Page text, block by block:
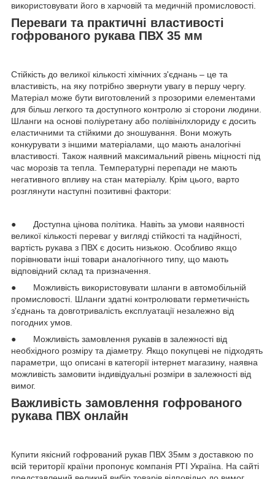
використовувати його в харчовій та медичній промисловості.
Переваги та практичні властивості
гофрованого рукава ПВХ 35 мм
Стійкість до великої кількості хімічних з'єднань – це та
властивість, на яку потрібно звернути увагу в першу чергу.
Матеріал може бути виготовлений з прозорими елементами
для більш легкого та доступного контролю зі сторони людини.
Шланги на основі поліуретану або полівінілхлориду є досить
еластичними та стійкими до зношування. Вони можуть
конкурувати з іншими матеріалами, що мають аналогічні
властивості. Також наявний максимальний рівень міцності під
час морозів та тепла. Температурні перепади не мають
негативного впливу на стан матеріалу. Крім цього, варто
розглянути наступні позитивні фактори:
● Доступна цінова політика. Навіть за умови наявності
великої кількості переваг у вигляді стійкості та надійності,
вартість рукава з ПВХ є досить низькою. Особливо якщо
порівнювати інші товари аналогічного типу, що мають
відповідний склад та призначення.
● Можливість використовувати шланги в автомобільній
промисловості. Шланги здатні контролювати герметичність
з'єднань та довготривалість експлуатації незалежно від
погодних умов.
● Можливість замовлення рукавів в залежності від
необхідного розміру та діаметру. Якщо покупцеві не підходять
параметри, що описані в категорії інтернет магазину, наявна
можливість замовити індивідуальні розміри в залежності від
вимог.
Важливість замовлення гофрованого
рукава ПВХ онлайн
Купити якісний гофрований рукав ПВХ 35мм з доставкою по
всій території країни пропонує компанія РТІ Україна. На сайті